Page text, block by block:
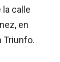
calle
en
Triunfo.